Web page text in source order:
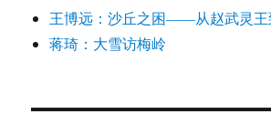
王博远：沙丘之困——从赵武灵王
蒋琦：大雪访梅岭